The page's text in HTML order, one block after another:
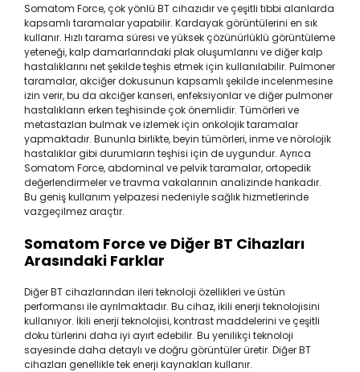
Somatom Force, çok yönlü BT cihazıdır ve çeşitli tıbbi alanlarda
kapsamlı taramalar yapabilir. Kardayak görüntülerini en sık
kullanır. Hızlı tarama süresi ve yüksek çözünürlüklü görüntüleme
yeteneği, kalp damarlarındaki plak oluşumlarını ve diğer kalp
hastalıklarını net şekilde teşhis etmek için kullanılabilir. Pulmoner
taramalar, akciğer dokusunun kapsamlı şekilde incelenmesine
izin verir, bu da akciğer kanseri, enfeksiyonlar ve diğer pulmoner
hastalıkların erken teşhisinde çok önemlidir. Tümörleri ve
metastazları bulmak ve izlemek için onkolojik taramalar
yapmaktadır. Bununla birlikte, beyin tümörleri, inme ve nörolojik
hastalıklar gibi durumların teşhisi için de uygundur. Ayrıca
Somatom Force, abdominal ve pelvik taramalar, ortopedik
değerlendirmeler ve travma vakalarının analizinde harikadır.
Bu geniş kullanım yelpazesi nedeniyle sağlık hizmetlerinde
vazgeçilmez araçtır.
Somatom Force ve Diğer BT Cihazları
Arasındaki Farklar
Diğer BT cihazlarından ileri teknoloji özellikleri ve üstün
performansı ile ayrılmaktadır. Bu cihaz, ikili enerji teknolojisini
kullanıyor. İkili enerji teknolojisi, kontrast maddelerini ve çeşitli
doku türlerini daha iyi ayırt edebilir. Bu yenilikçi teknoloji
sayesinde daha detaylı ve doğru görüntüler üretir. Diğer BT
cihazları genellikle tek enerji kaynakları kullanır.